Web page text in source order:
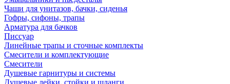
Чаши для унитазов, бачки, сиденья
Гофры, сифоны, трапы
Арматура для бачков
Писсуар
Линейные трапы и сточные комплекты
Смесители и комплектующие
Смесители
Душевые гарнитуры и системы
Душевые лейки, стойки и шланги